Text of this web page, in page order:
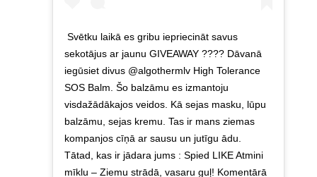
Svētku laikā es gribu iepriecināt savus
sekotājus ar jaunu GIVEAWAY ???? Dāvanā
iegūsiet divus @algothermlv High Tolerance
SOS Balm. Šo balzāmu es izmantoju
visdažādākajos veidos. Kā sejas masku, lūpu
balzāmu, sejas kremu. Tas ir mans ziemas
kompanjos cīņā ar sausu un jutīgu ādu.
Tātad, kas ir jādara jums : Spied LIKE Atmini
mīklu – Ziemu strādā, vasaru guļ! Komentārā